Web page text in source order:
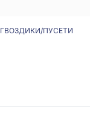
ГВОЗДИКИ/ПУСЕТИ